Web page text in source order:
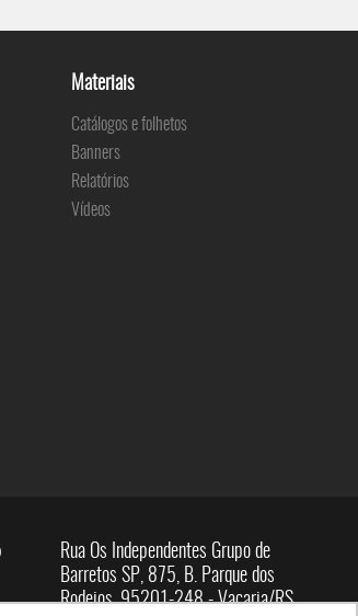
Materiais
Catálogos e folhetos
Banners
Relatórios
Vídeos
Rua Os Independentes Grupo de
Barretos SP, 875, B. Parque dos
Rodeios, 95201-248 - Vacaria/RS